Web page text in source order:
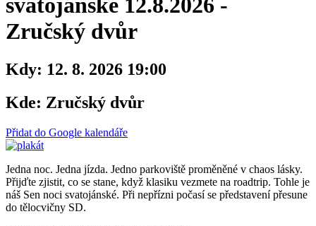
svatojánské 12.8.2026 -
Zručský dvůr
Kdy: 12. 8. 2026 19:00
Kde: Zručský dvůr
Přidat do Google kalendáře
Jedna noc. Jedna jízda. Jedno parkoviště proměněné v chaos lásky.
Přijďte zjistit, co se stane, když klasiku vezmete na roadtrip. Tohle je
náš Sen noci svatojánské. Při nepřízni počasí se představení přesune
do tělocvičny SD.